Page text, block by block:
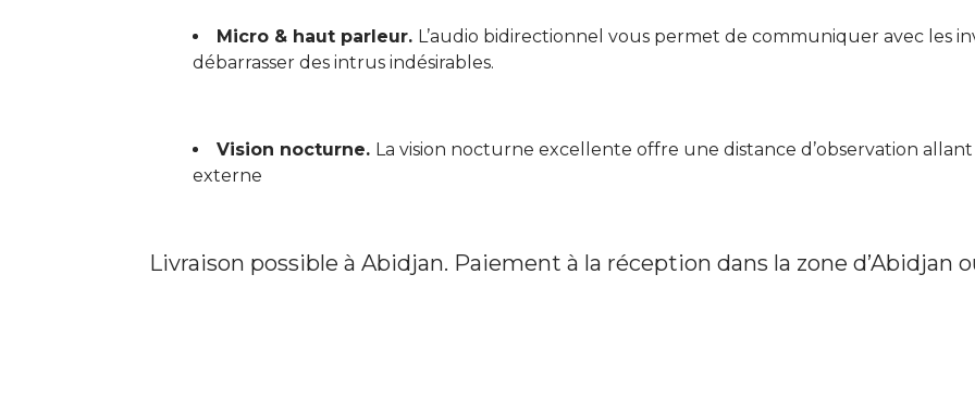
Micro & haut parleur. L’audio bidirectionnel vous permet de communiquer avec les
débarrasser des intrus indésirables.
Vision nocturne. La vision nocturne excellente offre une distance d’observation allant
externe
Livraison possible à Abidjan. Paiement à la réception dans la zone d’Abidjan